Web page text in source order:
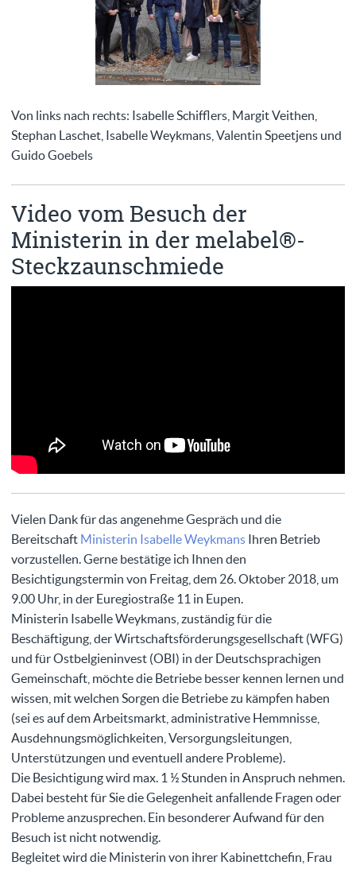
Von links nach rechts: Isabelle Schifflers, Margit Veithen,
Stephan Laschet, Isabelle Weykmans, Valentin Speetjens und
Guido Goebels
Video vom Besuch der
Ministerin in der melabel®-
Steckzaunschmiede
Vielen Dank für das angenehme Gespräch und die
Bereitschaft Ministerin Isabelle Weykmans Ihren Betrieb
vorzustellen. Gerne bestätige ich Ihnen den
Besichtigungstermin von Freitag, dem 26. Oktober 2018, um
9.00 Uhr, in der Euregiostraße 11 in Eupen.
Ministerin Isabelle Weykmans, zuständig für die
Beschäftigung, der Wirtschaftsförderungsgesellschaft (WFG)
und für Ostbelgieninvest (OBI) in der Deutschsprachigen
Gemeinschaft, möchte die Betriebe besser kennen lernen und
wissen, mit welchen Sorgen die Betriebe zu kämpfen haben
(sei es auf dem Arbeitsmarkt, administrative Hemmnisse,
Ausdehnungsmöglichkeiten, Versorgungsleitungen,
Unterstützungen und eventuell andere Probleme).
Die Besichtigung wird max. 1 ½ Stunden in Anspruch nehmen.
Dabei besteht für Sie die Gelegenheit anfallende Fragen oder
Probleme anzusprechen. Ein besonderer Aufwand für den
Besuch ist nicht notwendig.
Begleitet wird die Ministerin von ihrer Kabinettchefin, Frau